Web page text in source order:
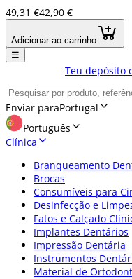
49,31 €42,90 €
Adicionar ao carrinho
☰
Teu depósito
Enviar paraPortugal
Português
Clínica
Branqueamento
Brocas
Consumíveis para
Desinfecção e
Fatos e Calçado
Implantes Dentários
Impressão Dentária
Instrumentos
Material de